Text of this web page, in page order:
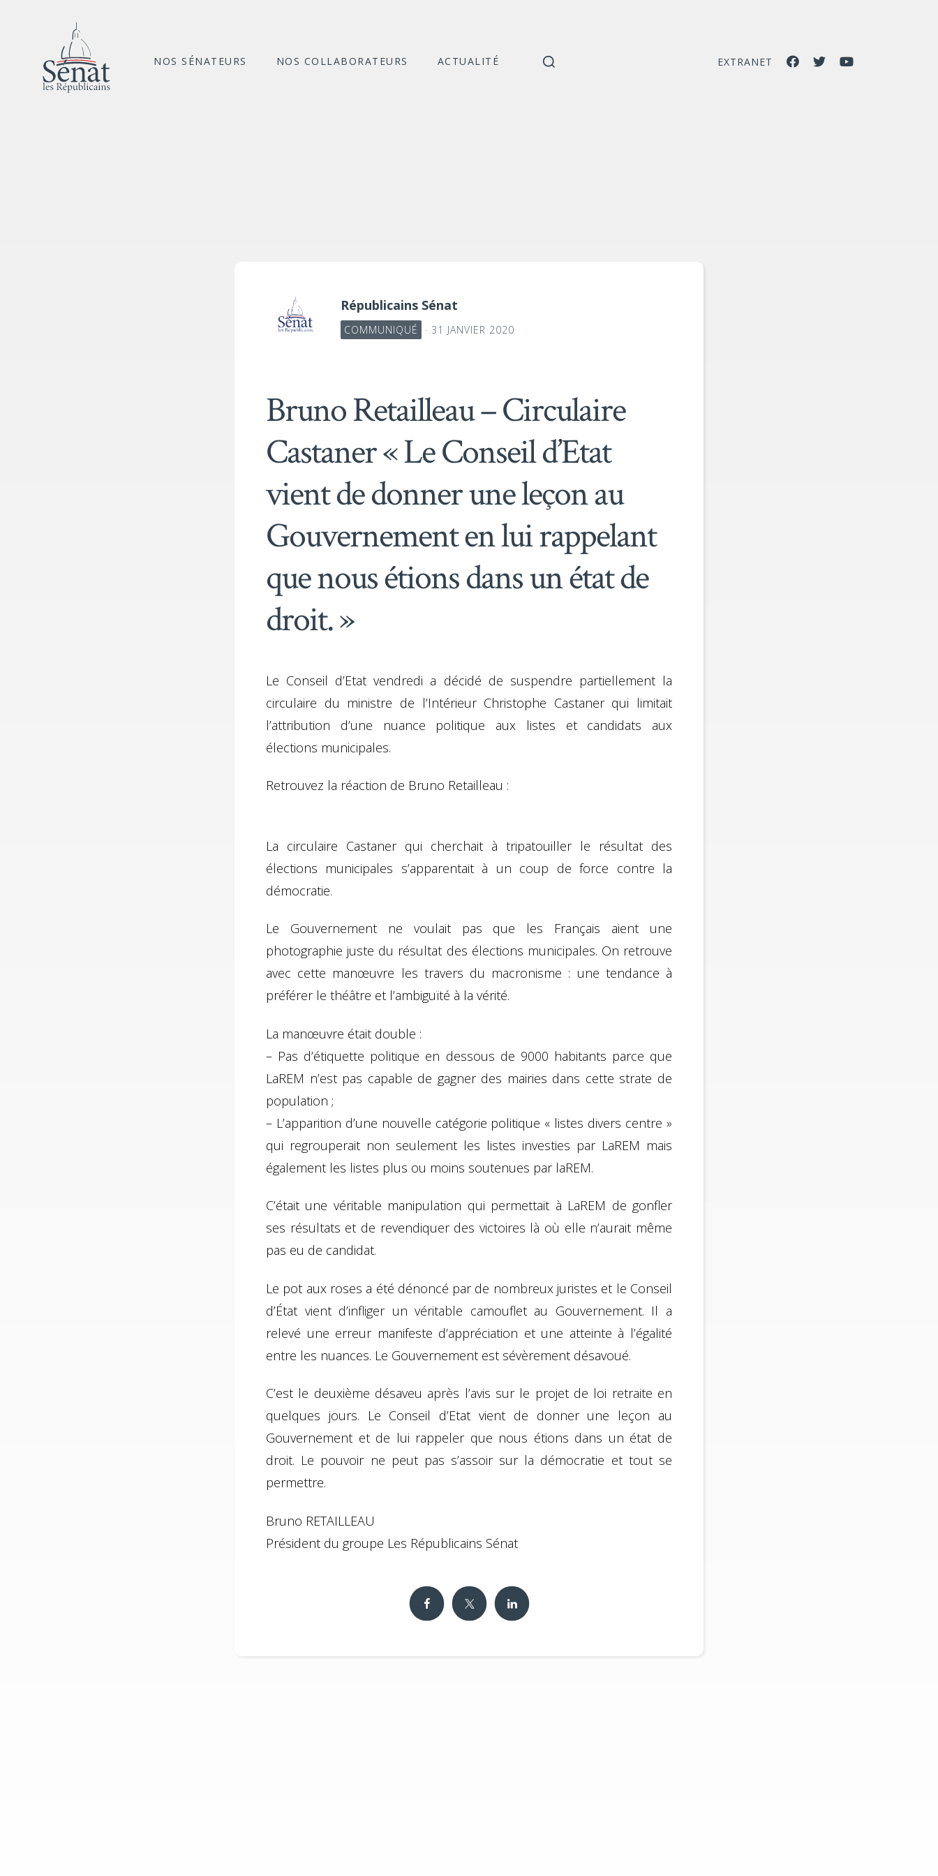
NOS SÉNATEURS NOS COLLABORATEURS ACTUALITÉ EXTRANET
Républicains Sénat
COMMUNIQUÉ · 31 JANVIER 2020
Bruno Retailleau – Circulaire
Castaner « Le Conseil d’Etat
vient de donner une leçon au
Gouvernement en lui rappelant
que nous étions dans un état de
droit. »
Le Conseil d’Etat vendredi a décidé de suspendre partiellement la
circulaire du ministre de l’Intérieur Christophe Castaner qui limitait
l’attribution d’une nuance politique aux listes et candidats aux
élections municipales.
Retrouvez la réaction de Bruno Retailleau :
La circulaire Castaner qui cherchait à tripatouiller le résultat des
élections municipales s’apparentait à un coup de force contre la
démocratie.
Le Gouvernement ne voulait pas que les Français aient une
photographie juste du résultat des élections municipales. On retrouve
avec cette manœuvre les travers du macronisme : une tendance à
préférer le théâtre et l’ambiguïté à la vérité.
La manœuvre était double :
– Pas d’étiquette politique en dessous de 9000 habitants parce que
LaREM n’est pas capable de gagner des mairies dans cette strate de
population ;
– L’apparition d’une nouvelle catégorie politique « listes divers centre »
qui regrouperait non seulement les listes investies par LaREM mais
également les listes plus ou moins soutenues par laREM.
C’était une véritable manipulation qui permettait à LaREM de gonfler
ses résultats et de revendiquer des victoires là où elle n’aurait même
pas eu de candidat.
Le pot aux roses a été dénoncé par de nombreux juristes et le Conseil
d’État vient d’infliger un véritable camouflet au Gouvernement. Il a
relevé une erreur manifeste d’appréciation et une atteinte à l’égalité
entre les nuances. Le Gouvernement est sévèrement désavoué.
C’est le deuxième désaveu après l’avis sur le projet de loi retraite en
quelques jours. Le Conseil d’Etat vient de donner une leçon au
Gouvernement et de lui rappeler que nous étions dans un état de
droit. Le pouvoir ne peut pas s’assoir sur la démocratie et tout se
permettre.
Bruno RETAILLEAU
Président du groupe Les Républicains Sénat